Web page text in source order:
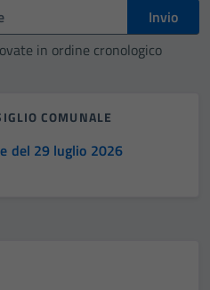
Invio
in ordine cronologico
COMUNALE
del 29 luglio 2026